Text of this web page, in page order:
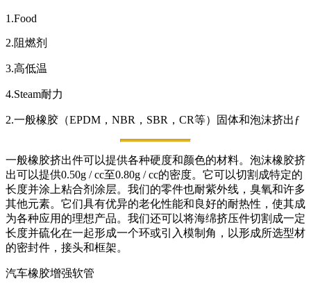
1.Food
2.阻燃剂
3.高低温
4.Steam耐力
2.一般橡胶（EPDM，NBR，SBR，CR等）固体和泡沫挤出ƒ
一般橡胶挤出件可以提供各种硬度和颜色的材料。泡沫橡胶挤
出可以提供0.50g / cc至0.80g / cc的密度。它可以切割成特定的
长度并涂上粘合剂涂层。我们的零件也耐紫外线，臭氧和许多
其他元素。它们具有优异的老化性能和良好的耐热性，使其成
为各种应用的理想产品。我们还可以将海绵挤压件切割成一定
长度并硫化在一起形成一个环或引入模制角，以形成所选型材
的密封件，接头和框架。
汽车橡胶增强软管